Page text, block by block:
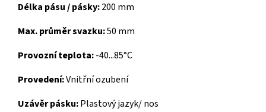
Délka pásu / pásky:200 mm
Max. průměr svazku:50 mm
Provozní teplota:-40...85°C
Provedení:Vnitřní ozubení
Uzávěr pásku:Plastový jazyk/ nos